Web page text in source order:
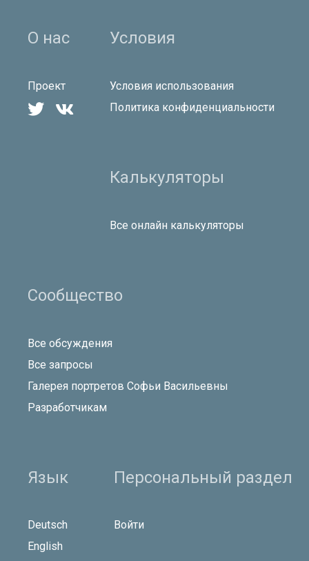
О нас
Проект
 
Условия
Условия использования
Политика конфиденциальности
Калькуляторы
Все онлайн калькуляторы
Сообщество
Все обсуждения
Все запросы
Галерея портретов Софьи Васильевны
Разработчикам
Язык
Deutsch
English
Персональный раздел
Войти